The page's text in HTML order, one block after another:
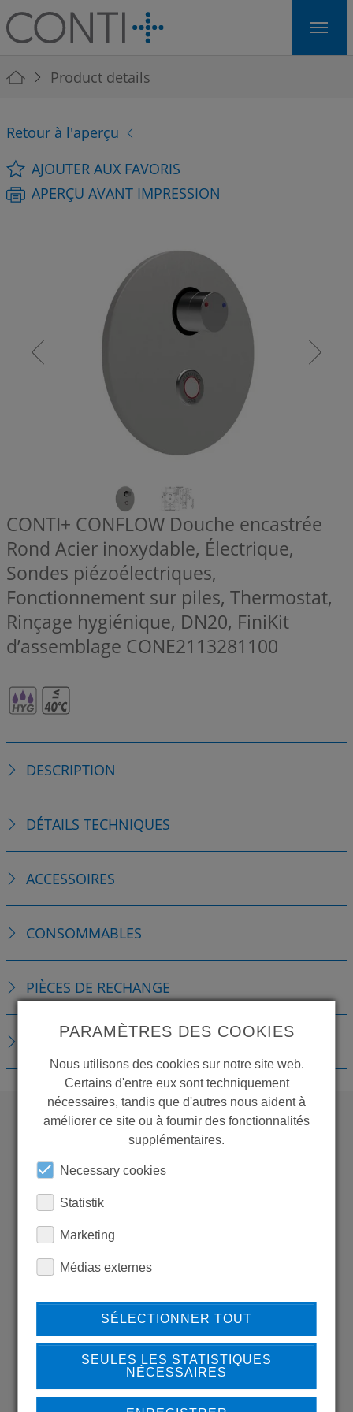
Skip to main navigation
Skip to main content
Skip to page footer
You are here:
Product details
Retour à l'aperçu
AJOUTER AUX FAVORIS
APERÇU AVANT IMPRESSION
CONTI+ CONFLOW Douche encastrée
Rond Acier inoxydable, Électrique,
Sondes piézoélectriques,
Fonctionnement sur piles, Thermostat,
Rinçage hygiénique, DN20, FiniKit
d’assemblage CONE2113281100
DESCRIPTION
DÉTAILS TECHNIQUES
ACCESSOIRES
CONSOMMABLES
PIÈCES DE RECHANGE
TÉLÉCHARGEMENTS
WANT TO SEE
MORE PRODUCTS?
LEARN MORE ABOUT
OUR REFERENCES
PARAMÈTRES DES COOKIES
Nous utilisons des cookies sur notre site web.
Certains d'entre eux sont techniquement
nécessaires, tandis que d'autres nous aident à
améliorer ce site ou à fournir des fonctionnalités
supplémentaires.
Necessary cookies
Statistik
Marketing
Médias externes
SÉLECTIONNER TOUT
SEULES LES STATISTIQUES
NÉCESSAIRES